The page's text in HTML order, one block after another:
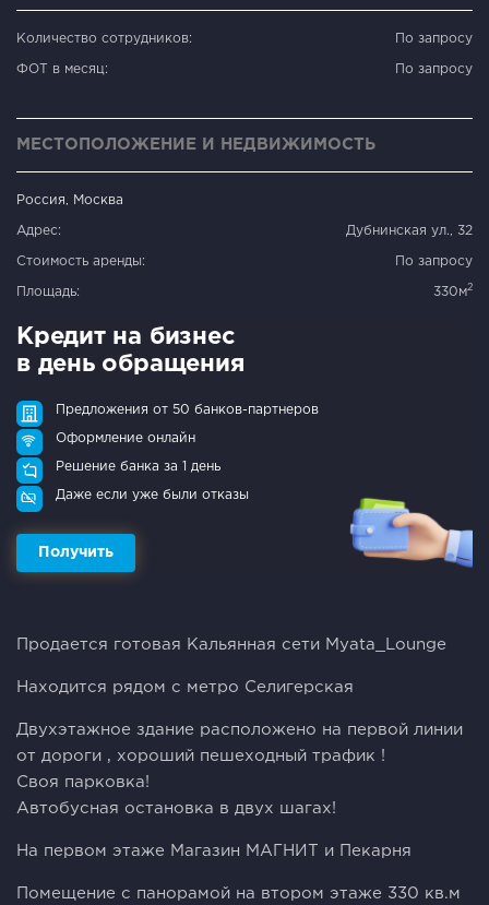
Количество сотрудников: По запросу
ФОТ в месяц: По запросу
МЕСТОПОЛОЖЕНИЕ И НЕДВИЖИМОСТЬ
Россия, Москва
Адрес: Дубнинская ул., 32
Стоимость аренды: По запросу
Площадь: 330м2
Кредит на бизнес
в день обращения
Предложения от 50 банков-партнеров
Оформление онлайн
Решение банка за 1 день
Даже если уже были отказы
Получить
Продается готовая Кальянная сети Myata_Lounge
Находится рядом с метро Селигерская
Двухэтажное здание расположено на первой линии
от дороги , хороший пешеходный трафик !
Своя парковка!
Автобусная остановка в двух шагах!
На первом этаже Магазин МАГНИТ и Пекарня
Помещение с панорамой на втором этаже 330 кв.м